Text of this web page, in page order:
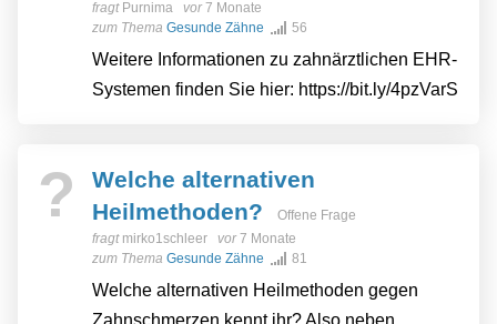
fragt Purnima vor7 Monate
zum Thema Gesunde Zähne 56
Weitere Informationen zu zahnärztlichen EHR-
Systemen finden Sie hier: https://bit.ly/4pzVarS
?
Welche alternativen
Heilmethoden?
Offene Frage
fragt mirko1schleer vor7 Monate
zum Thema Gesunde Zähne 81
Welche alternativen Heilmethoden gegen